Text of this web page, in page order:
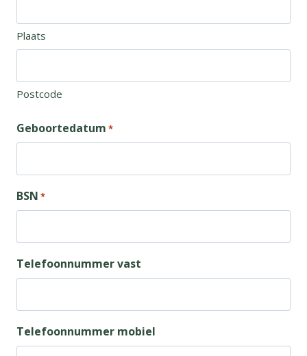
Plaats
Postcode
Geboortedatum *
BSN *
Telefoonnummer vast
Telefoonnummer mobiel